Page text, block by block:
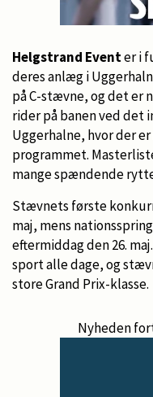
Helgstrand Eventer i
deres anlæg i
på C-stævne, og det er
rider på banen ved
Uggerhalne, hvor der
programmet.
mange spændende
Stævnets første
maj, mens
eftermiddag den 26.
sport alle dage, og
store Grand Prix-klasse.
Nyheden